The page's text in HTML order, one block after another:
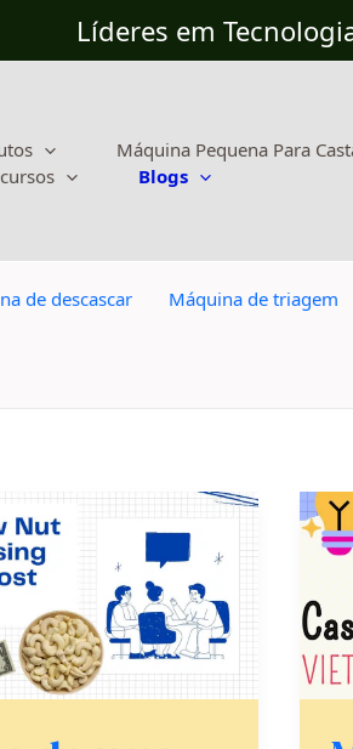
Líderes em
Máquina Pequena Para
Blogs
de descascar Máquina de triagem